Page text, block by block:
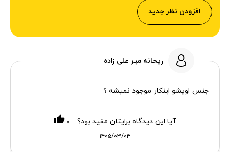
افزودن نظر جدید
ریحانه میر علی زاده
جنس اویشو اینکار موجود نمیشه ؟
۱۴۰۵/۰۳/۰۳
آیا این دیدگاه برایتان مفید بود؟ ۰